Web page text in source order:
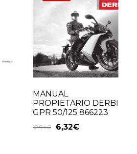
MANUAL
PROPIETARIO DERBI
GPR 50/125 866223
12,64€ 6,32€